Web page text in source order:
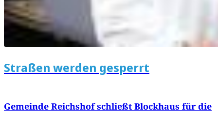
Straßen werden gesperrt
Gemeinde Reichshof schließt Blockhaus für die